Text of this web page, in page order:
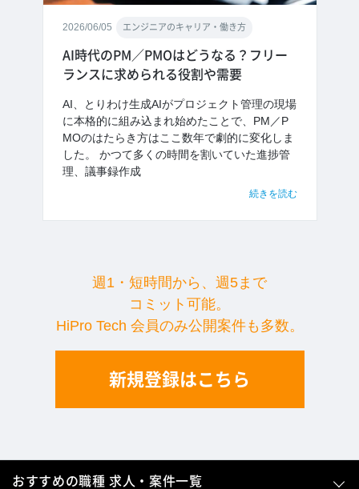
2026/06/05 エンジニアのキャリア・働き方
AI時代のPM／PMOはどうなる？フリー
ランスに求められる役割や需要
AI、とりわけ生成AIがプロジェクト管理の現場
に本格的に組み込まれ始めたことで、PM／P
MOのはたらき方はここ数年で劇的に変化しま
した。 かつて多くの時間を割いていた進捗管
理、議事録作成
続きを読む
週1・短時間から、週5まで
コミット可能。
HiPro Tech 会員のみ公開案件も多数。
新規登録はこちら
おすすめの職種 求人・案件一覧